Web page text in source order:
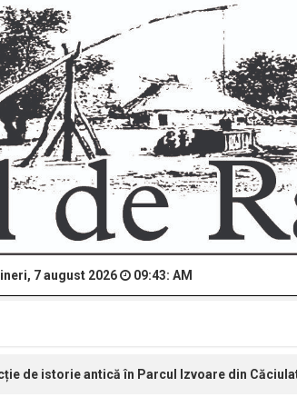
7 august 2026 09:43: AM
de istorie antică în Parcul Izvoare din